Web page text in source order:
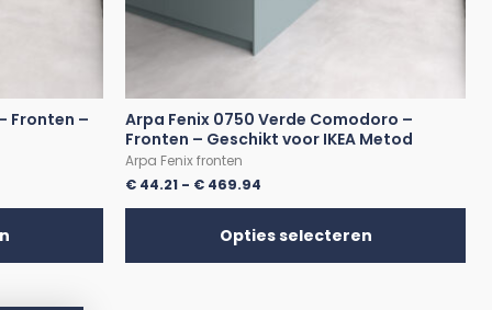
Fronten –
Arpa Fenix 0750 Verde Comodoro –
Fronten – Geschikt voor IKEA Metod
Arpa Fenix fronten
€ 44.21 - € 469.94
Opties selecteren